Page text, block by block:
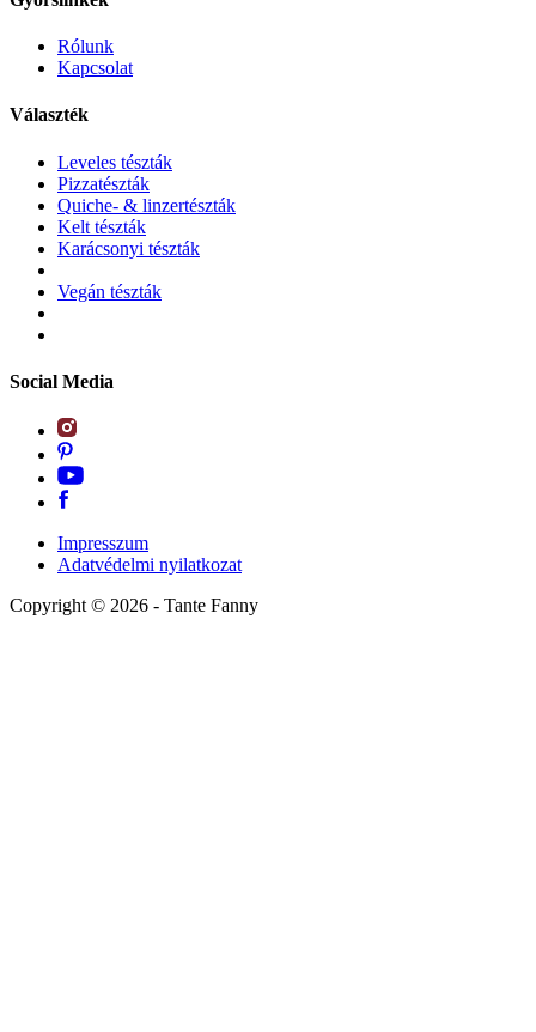
Rólunk
Kapcsolat
Választék
Leveles tészták
Pizzatészták
Quiche- & linzertészták
Kelt tészták
Karácsonyi tészták
Vegán tészták
Social Media
Impresszum
Adatvédelmi nyilatkozat
Copyright © 2026 - Tante Fanny